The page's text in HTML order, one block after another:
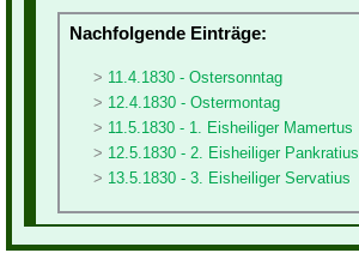
Nachfolgende Einträge:
11.4.1830 - Ostersonntag
12.4.1830 - Ostermontag
11.5.1830 - 1. Eisheiliger Mamertus
12.5.1830 - 2. Eisheiliger Pankratius
13.5.1830 - 3. Eisheiliger Servatius